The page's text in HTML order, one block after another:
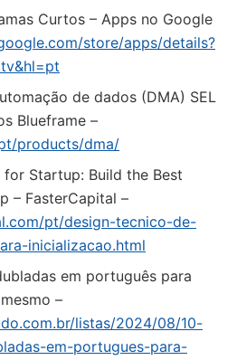
Curtos – Apps no Google
store/apps/details?
de dados (DMA) SEL
Blueframe –
products/dma/
Startup: Build the Best
– FasterCapital –
pt/design-tecnico-de-
inicializacao.html
em português para
–
listas/2024/08/10-
em-portugues-para-